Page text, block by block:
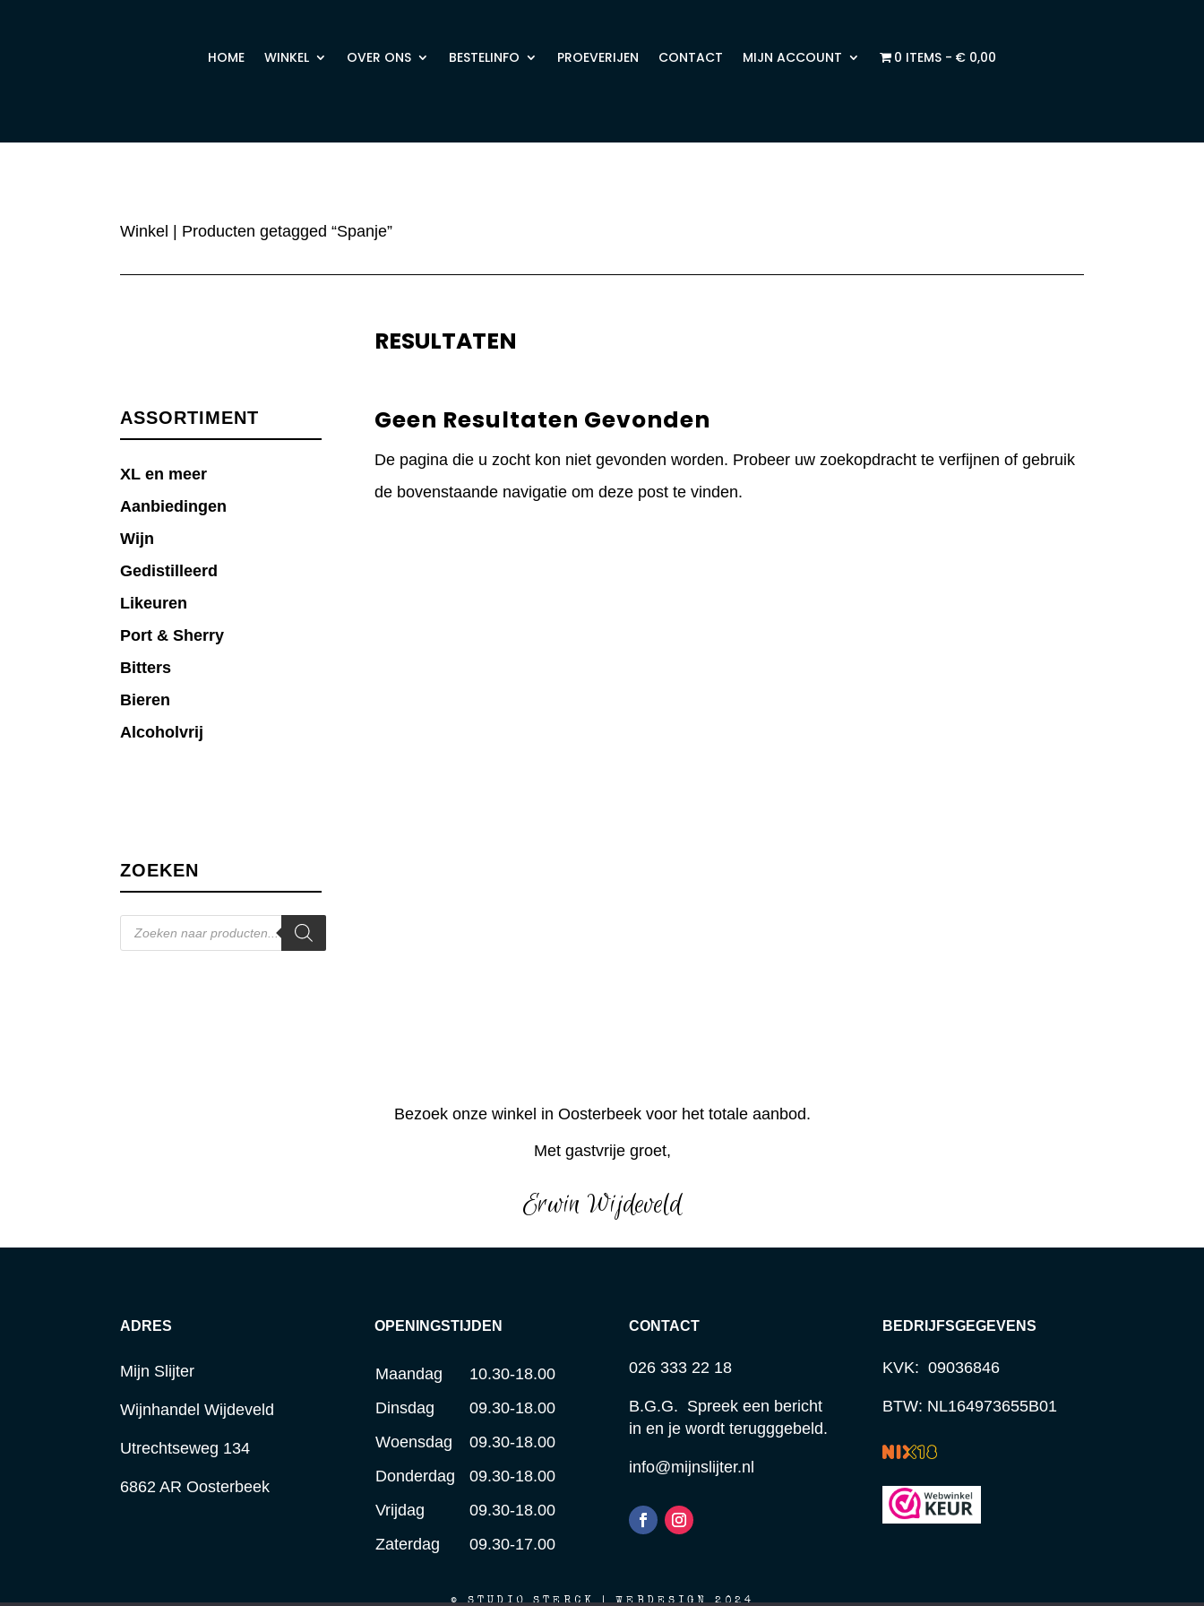
HOME WINKEL OVER ONS BESTELINFO PROEVERIJEN CONTACT MIJN ACCOUNT 0 ITEMS € 0,00
Winkel | Producten getagged “Spanje”
RESULTATEN
ASSORTIMENT
XL en meer
Aanbiedingen
Wijn
Gedistilleerd
Likeuren
Port & Sherry
Bitters
Bieren
Alcoholvrij
ZOEKEN
Producten
zoeken
Geen Resultaten Gevonden
De pagina die u zocht kon niet gevonden worden. Probeer uw zoekopdracht te verfijnen of gebruik
de bovenstaande navigatie om deze post te vinden.
Bezoek onze winkel in Oosterbeek voor het totale aanbod.
Met gastvrije groet,
Erwin Wijdeveld
ADRES
Mijn Slijter
Wijnhandel Wijdeveld
Utrechtseweg 134
6862 AR Oosterbeek
OPENINGSTIJDEN
Maandag
10.30-18.00
Dinsdag
09.30-18.00
Woensdag
09.30-18.00
Donderdag
09.30-18.00
Vrijdag
09.30-18.00
Zaterdag
09.30-17.00
CONTACT
026 333 22 18
B.G.G. Spreek een bericht
in en je wordt terugggebeld.
info@mijnslijter.nl
BEDRIJFSGEGEVENS
KVK: 09036846
BTW: NL164973655B01
© STUDIO STERCK | WEBDESIGN 2024